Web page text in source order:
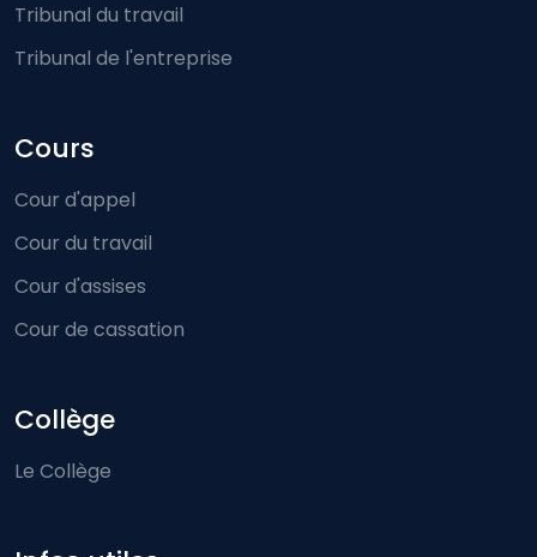
Tribunal du travail
Tribunal de l'entreprise
Cours
Cour d'appel
Cour du travail
Cour d'assises
Cour de cassation
Collège
Le Collège